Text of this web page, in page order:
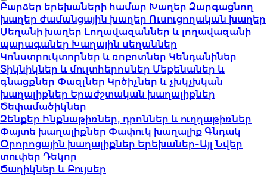
Բարձեր երեխաների համար Խաղեր Զարգացնող
խաղեր Ժամանցային խաղեր Ուսուցողական խաղեր
Սեղանի խաղեր Լողավազաններ և լողավազանի
պարագաներ Խաղային սեղաններ
Կոնստրուկտորներ և ռոբոտներ Կենդանիներ
Տիկնիկներ և մուլտհերոսներ Մեքենաներ և
գնացքներ Փազլներ Կրծիչներ և չխկչխկան
խաղալիքներ Երաժշտական խաղալիքներ
Ծեփամածիկներ
Զենքեր Ինքնաթիռներ, դրոններ և ուղղաթիռներ
Փայտե խաղալիքներ Փափուկ խաղալիքԳնդակ
Օրորոցային խաղալիքներ Երեխաներ-ԱյլՆվեր
տուփեր Դեկոր
Ծաղիկներ և Բույսեր